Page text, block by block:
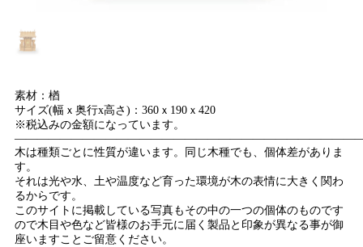
素材：楢
サイズ(幅ｘ奥行x高さ)：360ｘ190ｘ420
※税込みの金額になっています。
木は種類ごとに性質が違います。同じ木種でも、個体差がありま
す。
それは光や水、土や温度など育った環境が木の表情に大きく関わ
るからです。
このサイトに掲載している写真もその中の一つの個体のものです
ので木目や色など皆様のお手元に届く製品と印象が異なる事が御
座いますことご留意ください。